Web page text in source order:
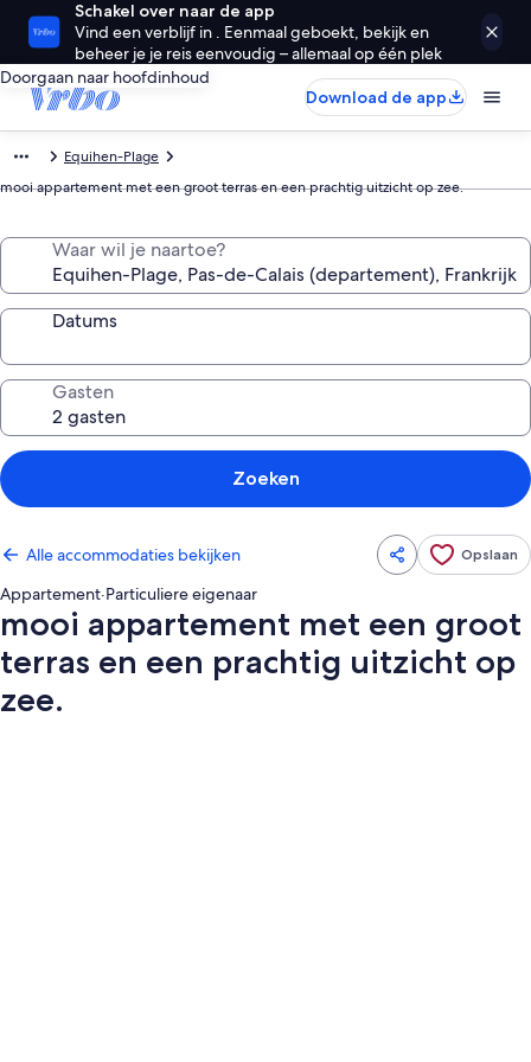
Schakel over naar de app
Vind een verblijf in . Eenmaal geboekt, bekijk en
beheer je je reis eenvoudig – allemaal op één plek
Doorgaan naar hoofdinhoud
Download de app
Equihen-Plage
mooi appartement met een groot terras en een prachtig uitzicht op zee.
Waar wil je naartoe?
Datums
Gasten
Zoeken
Alle accommodaties bekijken Opslaan
Appartement·Particuliere eigenaar
mooi appartement met een groot
terras en een prachtig uitzicht op
zee.